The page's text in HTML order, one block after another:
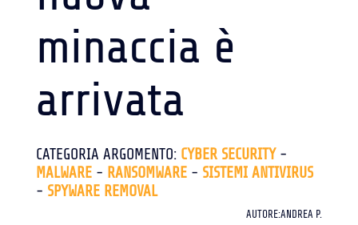
minaccia è
arrivata
CATEGORIA ARGOMENTO: CYBER SECURITY-
MALWARE- RANSOMWARE- SISTEMI ANTIVIRUS
- SPYWARE REMOVAL
AUTORE:ANDREA P.